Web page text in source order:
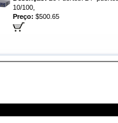
10/100,
Preço: $500.65